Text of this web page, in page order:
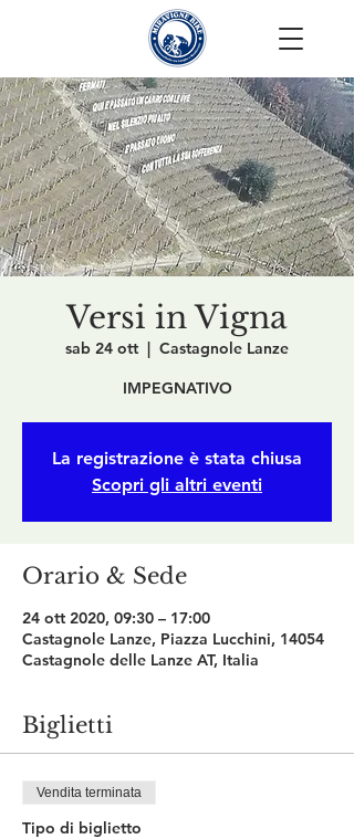
Versi in Vigna
sab 24 ott
  |
Castagnole Lanze
IMPEGNATIVO
La registrazione è stata chiusa
Scopri gli altri eventi
Orario & Sede
24 ott 2020, 09:30 – 17:00
Castagnole Lanze, Piazza Lucchini, 14054
Castagnole delle Lanze AT, Italia
Biglietti
Vendita terminata
Tipo di biglietto